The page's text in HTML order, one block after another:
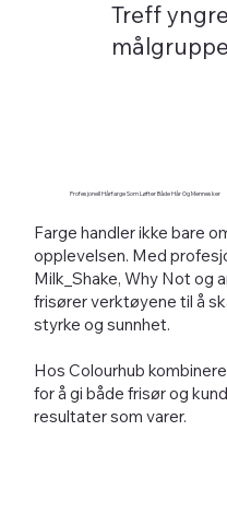
Treff yngre
Profesjonell Hårfarge Som Løfter Både Hår Og Mennesker
Farge handler ikke bare
opplevelsen. Med
Milk_Shake, Why Not og
frisører verktøyene til å
styrke og sunnhet.
Hos Colourhub
for å gi både frisør og
resultater som varer.